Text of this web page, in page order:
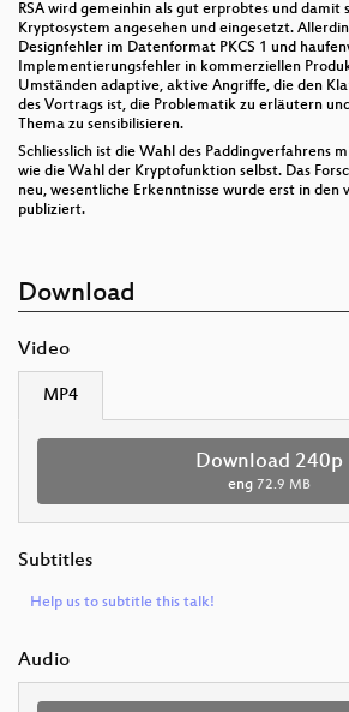
RSA wird gemeinhin als gut erprobtes und damit
Kryptosystem angesehen und eingesetzt.
Designfehler im Datenformat PKCS 1 und
Implementierungsfehler in kommerziellen
Umständen adaptive, aktive Angriffe, die den
des Vortrags ist, die Problematik zu erläutern
Thema zu sensibilisieren.
Schliesslich ist die Wahl des Paddingverfahrens
wie die Wahl der Kryptofunktion selbst. Das
neu, wesentliche Erkenntnisse wurde erst in den
publiziert.
Download
Video
MP4
Download 240p
eng 72.9 MB
Subtitles
Help us to subtitle this talk!
Audio